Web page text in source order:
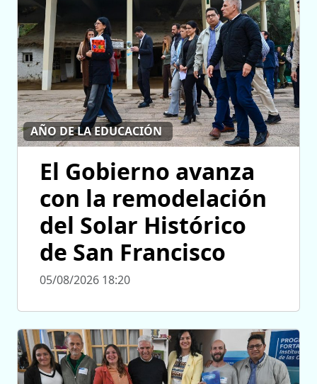
AÑO DE LA EDUCACIÓN
El Gobierno avanza
con la remodelación
del Solar Histórico
de San Francisco
05/08/2026 18:20